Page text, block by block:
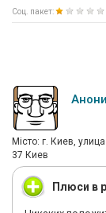
Соц. пакет:
Мiсто: г. Киев,
37 Киев
Плюси в